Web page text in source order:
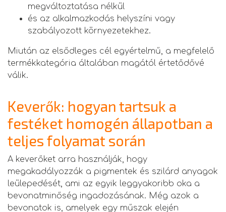
megváltoztatása nélkül
és az alkalmazkodás helyszíni vagy
szabályozott környezetekhez.
Miután az elsődleges cél egyértelmű, a megfelelő
termékkategória általában magától értetődővé
válik.
Keverők: hogyan tartsuk a
festéket homogén állapotban a
teljes folyamat során
A keverőket arra használják, hogy
megakadályozzák a pigmentek és szilárd anyagok
leülepedését, ami az egyik leggyakoribb oka a
bevonatminőség ingadozásának. Még azok a
bevonatok is, amelyek egy műszak elején